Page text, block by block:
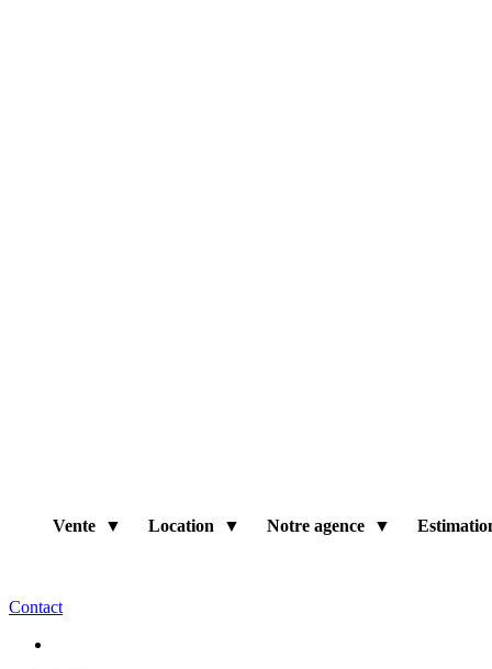
Vente Location Notre agence
Contact